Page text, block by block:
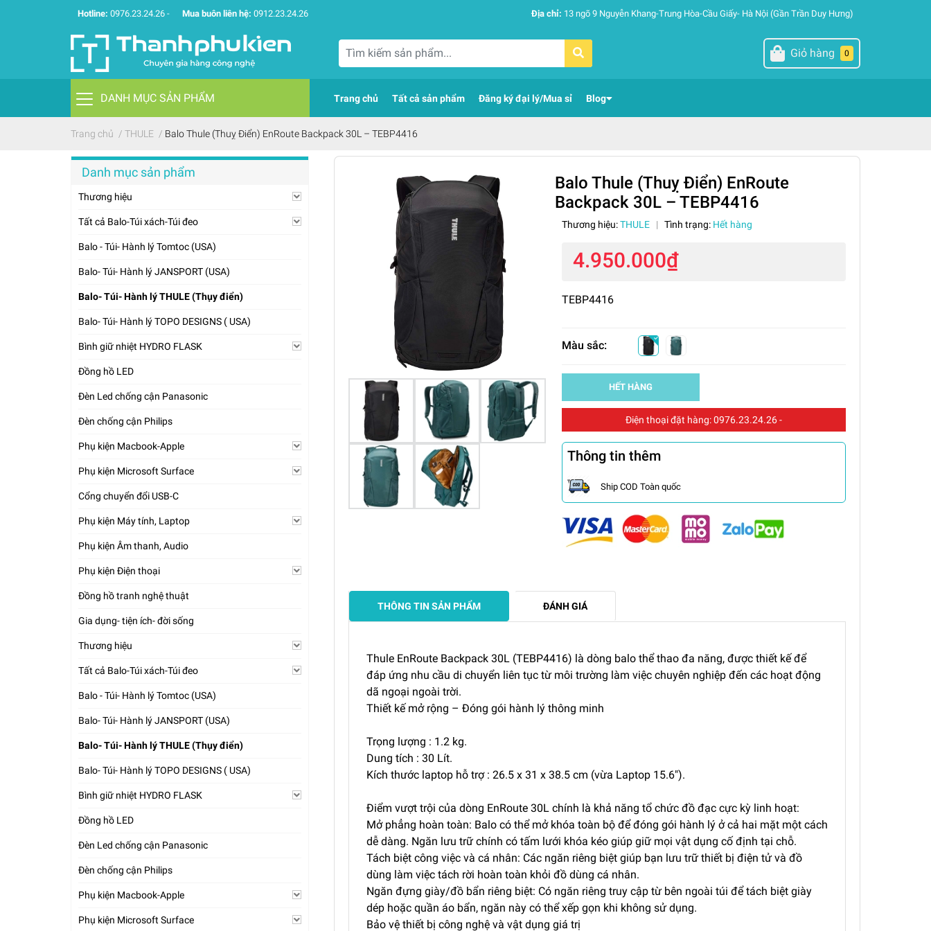
Hotline: 0976.23.24.26 - Mua buôn liên hệ: 0912.23.24.26 Địa chỉ: 13 ngõ 9 Nguyễn Khang-Trung Hòa-Cầu Giấy- Hà Nội (Gần Trần Duy Hưng)
Giỏ hàng 0
DANH MỤC SẢN PHẨM Trang chủ Tất cả sản phẩm Đăng ký đại lý/Mua sỉ Blog
Trang chủ / THULE / Balo Thule (Thuỵ Điển) EnRoute Backpack 30L – TEBP4416
Balo Thule (Thuỵ Điển) EnRoute
Backpack 30L – TEBP4416
Thương hiệu:THULE | Tình trạng: Hết hàng
4.950.000₫
TEBP4416
Màu sắc:
HẾT HÀNG
Điện thoại đặt hàng:0976.23.24.26-
Thông tin thêm
Ship COD Toàn quốc
THÔNG TIN SẢN PHẨM ĐÁNH GIÁ
Thule EnRoute Backpack 30L (TEBP4416) là dòng balo thể thao đa năng, được thiết kế để
đáp ứng nhu cầu di chuyển liên tục từ môi trường làm việc chuyên nghiệp đến các hoạt động
dã ngoại ngoài trời.
Thiết kế mở rộng – Đóng gói hành lý thông minh
Trọng lượng : 1.2 kg.
Dung tích : 30 Lít.
Kích thước laptop hỗ trợ : 26.5 x 31 x 38.5 cm (vừa Laptop 15.6").
Điểm vượt trội của dòng EnRoute 30L chính là khả năng tổ chức đồ đạc cực kỳ linh hoạt:
Mở phẳng hoàn toàn: Balo có thể mở khóa toàn bộ để đóng gói hành lý ở cả hai mặt một cách
dễ dàng. Ngăn lưu trữ chính có tấm lưới khóa kéo giúp giữ mọi vật dụng cố định tại chỗ.
Tách biệt công việc và cá nhân: Các ngăn riêng biệt giúp bạn lưu trữ thiết bị điện tử và đồ
dùng làm việc tách rời hoàn toàn khỏi đồ dùng cá nhân.
Ngăn đựng giày/đồ bẩn riêng biệt: Có ngăn riêng truy cập từ bên ngoài túi để tách biệt giày
dép hoặc quần áo bẩn, ngăn này có thể xếp gọn khi không sử dụng.
Bảo vệ thiết bị công nghệ và vật dụng giá trị
Danh mục sản phẩm
Thương hiệu
Tất cả Balo-Túi xách-Túi đeo
Balo - Túi- Hành lý Tomtoc (USA)
Balo- Túi- Hành lý JANSPORT (USA)
Balo- Túi- Hành lý THULE (Thụy điển)
Balo- Túi- Hành lý TOPO DESIGNS ( USA)
Bình giữ nhiệt HYDRO FLASK
Đồng hồ LED
Đèn Led chống cận Panasonic
Đèn chống cận Philips
Phụ kiện Macbook-Apple
Phụ kiện Microsoft Surface
Cổng chuyển đổi USB-C
Phụ kiện Máy tính, Laptop
Phụ kiện Âm thanh, Audio
Phụ kiện Điện thoại
Đồng hồ tranh nghệ thuật
Gia dụng- tiện ích- đời sống
Thương hiệu
Tất cả Balo-Túi xách-Túi đeo
Balo - Túi- Hành lý Tomtoc (USA)
Balo- Túi- Hành lý JANSPORT (USA)
Balo- Túi- Hành lý THULE (Thụy điển)
Balo- Túi- Hành lý TOPO DESIGNS ( USA)
Bình giữ nhiệt HYDRO FLASK
Đồng hồ LED
Đèn Led chống cận Panasonic
Đèn chống cận Philips
Phụ kiện Macbook-Apple
Phụ kiện Microsoft Surface